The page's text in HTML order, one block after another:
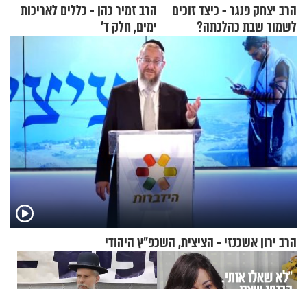
הרב יצחק פנגר - כיצד זוכים
לשמור שבת כהלכתה?
הרב זמיר כהן - כללים לאריכות
ימים, חלק ד’
הרב ירון אשכנזי - הציצית, השכפ"ץ היהודי